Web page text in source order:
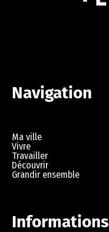
Navigation
Ma ville
Vivre
Travailler
Découvrir
Grandir ensemble
Informations